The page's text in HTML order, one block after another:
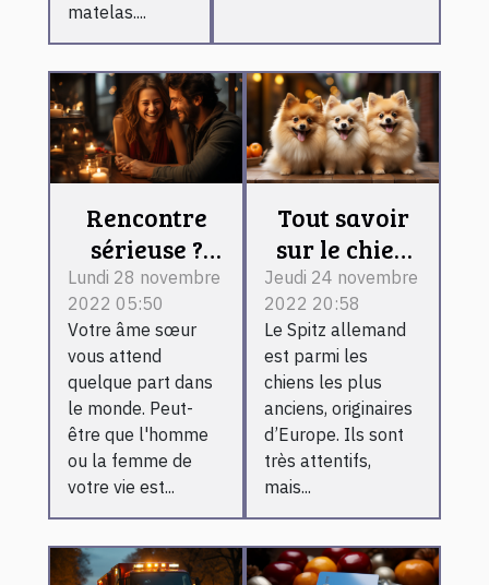
matelas....
Rencontre
sérieuse ?
Voici ce qu'il
vous faut
Lundi 28 novembre
2022 05:50
Votre âme sœur
vous attend
quelque part dans
le monde. Peut-
être que l'homme
ou la femme de
votre vie est...
Tout savoir
sur le chien
Spitz
Allemand
Jeudi 24 novembre
2022 20:58
Le Spitz allemand
est parmi les
chiens les plus
anciens, originaires
d’Europe. Ils sont
très attentifs,
mais...